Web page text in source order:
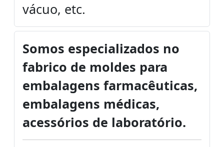
vácuo, etc.
Somos especializados no
fabrico de moldes para
embalagens farmacêuticas,
embalagens médicas,
acessórios de laboratório.